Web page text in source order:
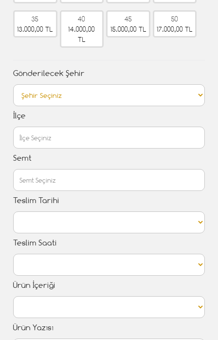
35
13.000,00 TL
40
14.000,00
TL
45
15.000,00 TL
50
17.000,00 TL
Gönderilecek Şehir
İlçe
Semt
Teslim Tarihi
Teslim Saati
Ürün İçeriği
Ürün Yazısı